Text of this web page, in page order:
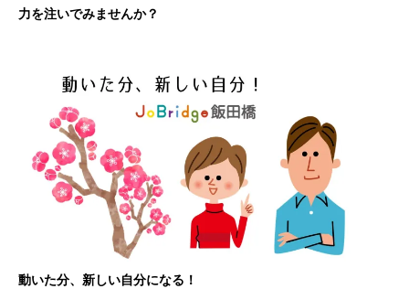
力を注いでみませんか？
動いた分、新しい自分になる！